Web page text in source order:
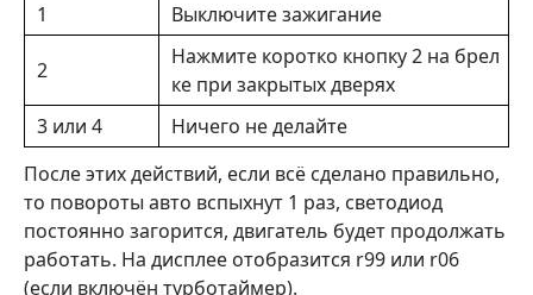
1 Выключите зажигание
2
Нажмите коротко кнопку 2 на брел
ке при закрытых дверях
3 или 4
Ничего не делайте
После этих действий, если всё сделано правильно,
то повороты авто вспыхнут 1 раз, светодиод
постоянно загорится, двигатель будет продолжать
работать. На дисплее отобразится r99 или r06
(если включён турботаймер).